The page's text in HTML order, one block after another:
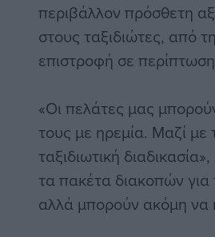
περιβάλλον πρόσθετη
στους ταξιδιώτες, από
επιστροφή σε
«Οι πελάτες μας
τους με ηρεμία. Μαζί
ταξιδιωτική
τα πακέτα διακοπών
αλλά μπορούν ακόμη να